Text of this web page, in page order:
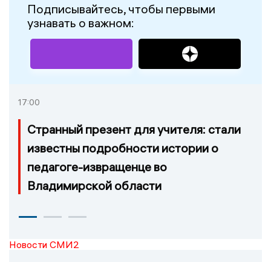
Подписывайтесь, чтобы первыми
узнавать о важном:
17:00
Странный презент для учителя: стали
известны подробности истории о
педагоге-извращенце во
Владимирской области
Новости СМИ2